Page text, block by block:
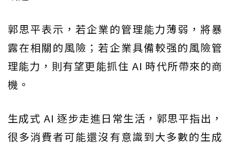
郭思平表示，若企業的管理能力薄弱，將暴
露在相關的風險；若企業具備較强的風險管
理能力，則有望更能抓住 AI 時代所帶來的商
機。
生成式 AI 逐步走進日常生活，郭思平指出，
很多消費者可能還沒有意識到大多數的生成